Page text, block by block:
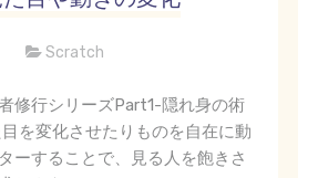
Scratch
修行シリーズPart1-隠れ身の術
を変化させたりものを自在に動
ーすることで、見る人を飽きさ